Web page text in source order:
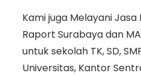
Kami juga Melayani
Raport Surabaya dan
untuk sekolah TK, SD,
Universitas, Kantor